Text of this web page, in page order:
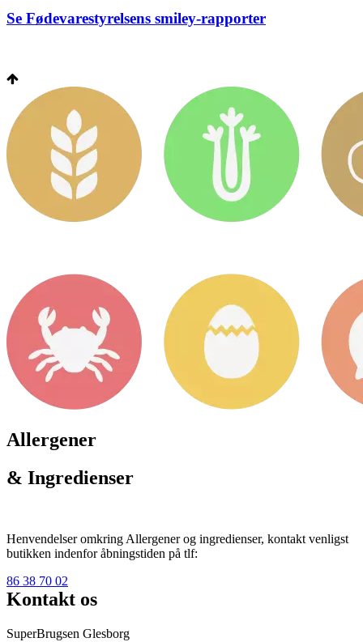
Se Fødevarestyrelsens smiley-rapporter
Allergener
& Ingredienser
Henvendelser omkring Allergener og ingredienser, kontakt venligst
butikken indenfor åbningstiden på tlf:
86 38 70 02
Kontakt os
SuperBrugsen Glesborg